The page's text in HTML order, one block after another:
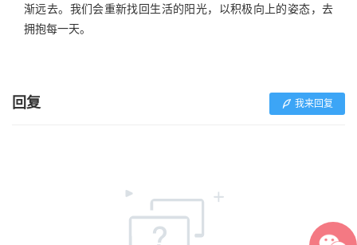
渐远去。我们会重新找回生活的阳光，以积极向上的姿态，去
拥抱每一天。
回复 我来回复